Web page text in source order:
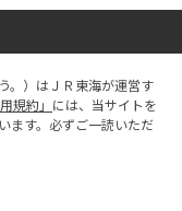
。）はＪＲ東海が運営す
規約」 には、当サイトを
ます。必ずご一読いただ